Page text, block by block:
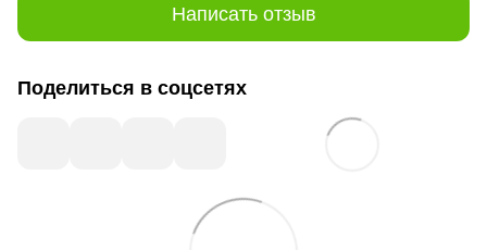
Написать отзыв
Поделиться в соцсетях